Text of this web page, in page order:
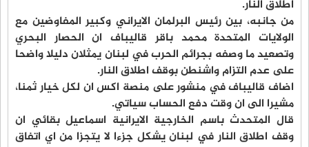
اطلاق النار.
من جانبه، بين رئيس البرلمان الايراني وكبير المفاوضين مع
الولايات المتحدة محمد باقر قاليباف ان الحصار البحري
وتصعيد ما وصفه بجرائم الحرب في لبنان يمثلان دليلا واضحا
على عدم التزام واشنطن بوقف اطلاق النار.
اضاف قاليباف في منشور على منصة اكس ان لكل خيار ثمنا،
مشيرا الى ان وقت دفع الحساب سياتي.
قال المتحدث باسم الخارجية الايرانية اسماعيل بقائي ان
وقف اطلاق النار في لبنان يشكل جزءا لا يتجزا من اي اتفاق